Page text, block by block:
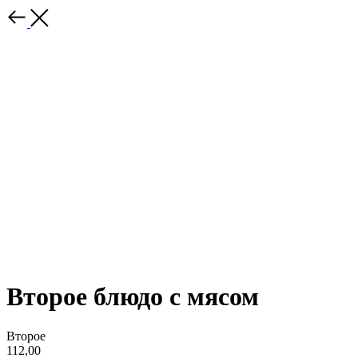
Второе блюдо с мясом
Второе
112,00